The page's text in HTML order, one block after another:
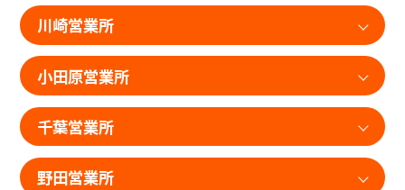
川崎営業所
小田原営業所
千葉営業所
野田営業所